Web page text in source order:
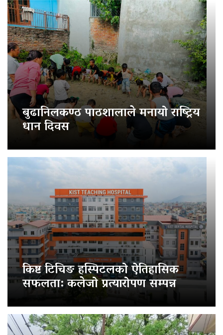
बुढानिलकण्ठ पाठशालाले मनायो राष्ट्रिय
धान दिवस
किष्ट टिचिङ हस्पिटलको ऐतिहासिक
सफलता: कलेजो प्रत्यारोपण सम्पन्न